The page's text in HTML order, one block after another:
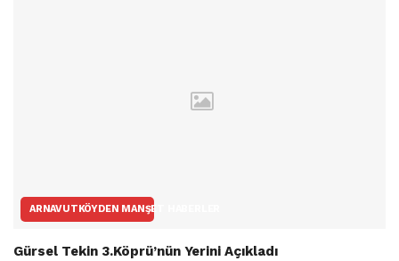
ARNAVUTKÖYDEN MANŞET HABERLER
Gürsel Tekin 3.Köprü’nün Yerini Açıkladı